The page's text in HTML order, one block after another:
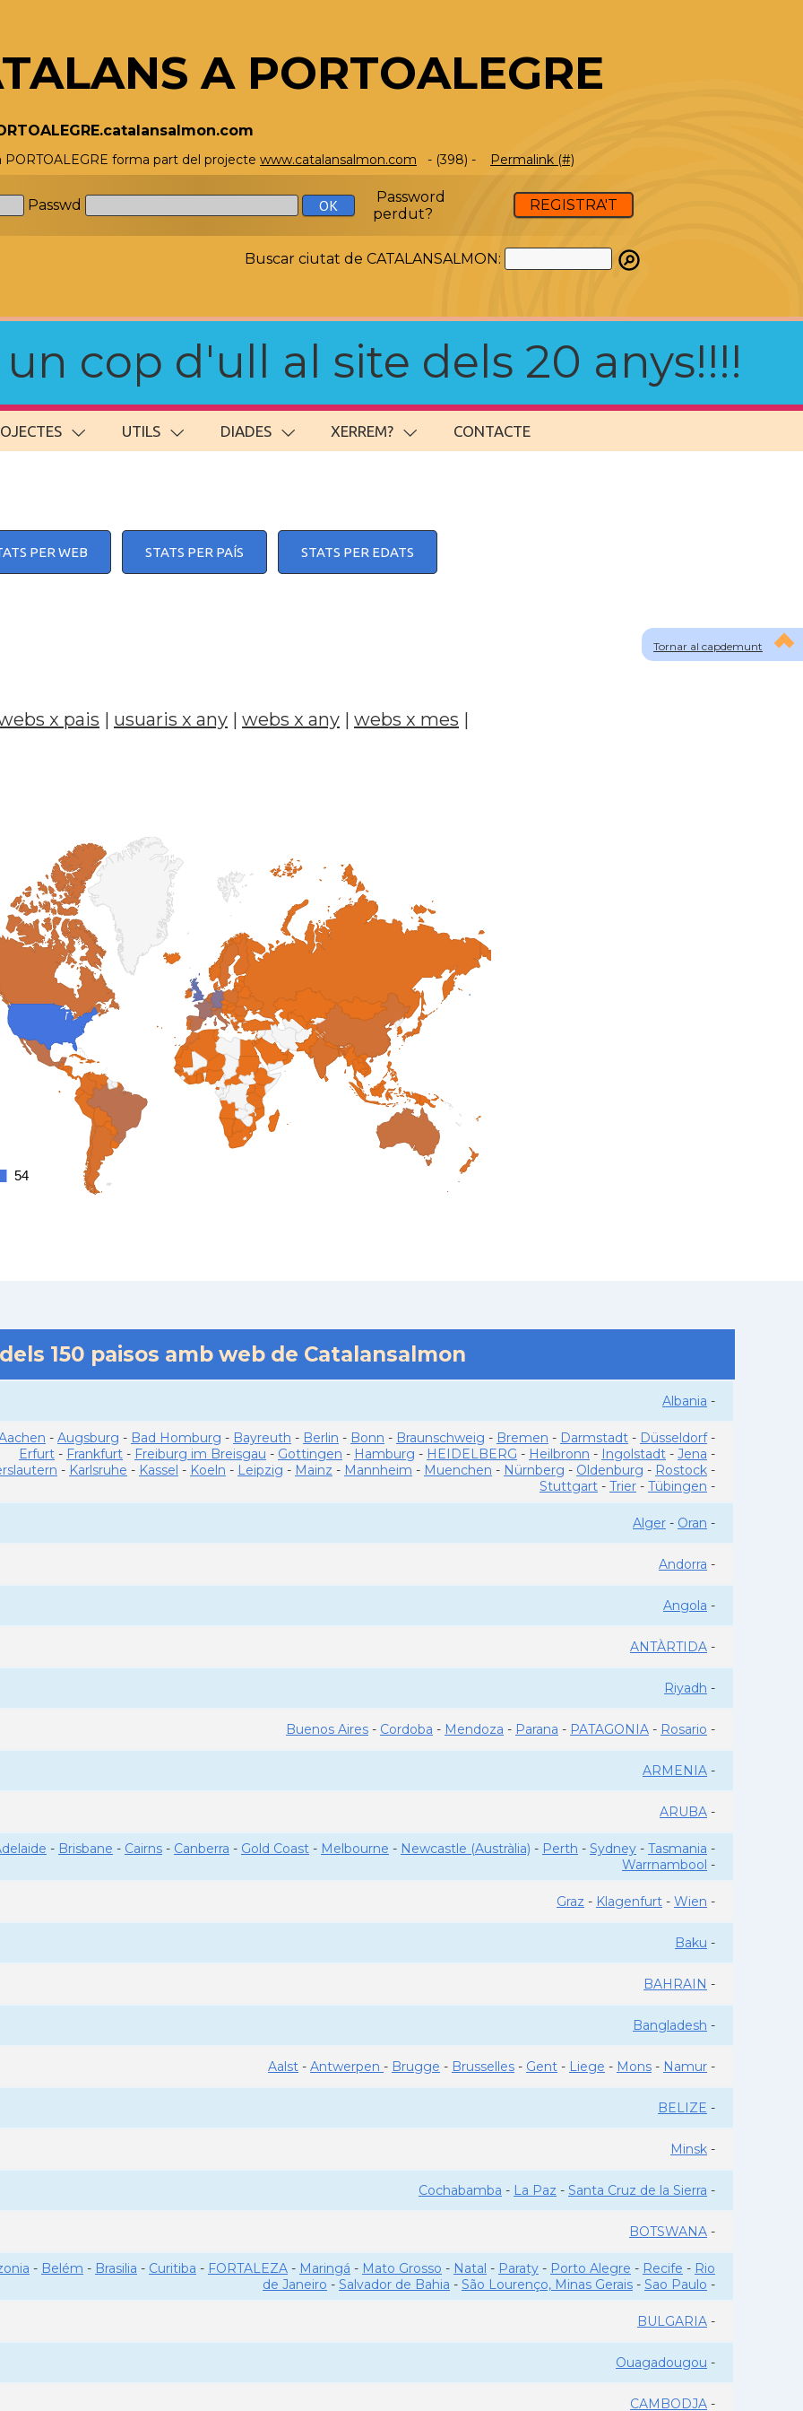
A PORTOALEGRE
PORTOALEGRE forma part del projecte www.catalansalmon.com - (398) - Permalink (#)
Passwd
Password
perdut?
REGISTRA'T
Buscar ciutat de CATALANSALMON:
cop d'ull al site dels 20 anys!!!!
UTILS DIADES XERREM? CONTACTE
Tornar al capdemunt
PER WEB STATS PER PAÍS STATS PER EDATS
x pais | usuaris x any | webs x any | webs x mes |
54
54
150 paisos amb web de Catalansalmon
Albania -
- Augsburg - Bad Homburg - Bayreuth - Berlin - Bonn - Braunschweig - Bremen - Darmstadt - Düsseldorf-
Erfurt - Frankfurt - Freiburg im Breisgau - Gottingen - Hamburg - HEIDELBERG - Heilbronn - Ingolstadt - Jena -
- Karlsruhe - Kassel - Koeln - Leipzig - Mainz - Mannheim - Muenchen - Nürnberg - Oldenburg - Rostock -
Stuttgart - Trier - Tübingen -
Alger - Oran -
Andorra -
Angola -
ANTÀRTIDA -
Riyadh -
Buenos Aires - Cordoba - Mendoza - Parana - PATAGONIA - Rosario -
ARMENIA -
ARUBA -
- Brisbane - Cairns - Canberra - Gold Coast - Melbourne - Newcastle (Austràlia) - Perth - Sydney - Tasmania -
Warrnambool -
Graz - Klagenfurt - Wien -
Baku -
BAHRAIN -
Bangladesh -
Aalst - Antwerpen - Brugge - Brusselles - Gent - Liege - Mons - Namur -
BELIZE -
Minsk -
Cochabamba - La Paz - Santa Cruz de la Sierra -
BOTSWANA -
- Belém - Brasilia - Curitiba - FORTALEZA - Maringá - Mato Grosso - Natal - Paraty - Porto Alegre - Recife - Rio
de Janeiro - Salvador de Bahia - São Lourenço, Minas Gerais - Sao Paulo -
BULGARIA -
Ouagadougou -
CAMBODJA -